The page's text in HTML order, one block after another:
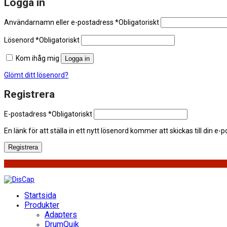
Logga in
Användarnamn eller e-postadress *Obligatoriskt
Lösenord *Obligatoriskt
Kom ihåg mig Logga in
Glömt ditt lösenord?
Registrera
E-postadress *Obligatoriskt
En länk för att ställa in ett nytt lösenord kommer att skickas till din e-
Registrera
Startsida
Produkter
Adapters
DrumQuik